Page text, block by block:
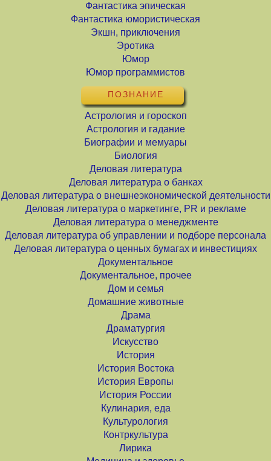
Фантастика эпическая
Фантастика юмористическая
Экшн, приключения
Эротика
Юмор
Юмор программистов
ПОЗНАНИЕ
Астрология и гороскоп
Астрология и гадание
Биографии и мемуары
Биология
Деловая литература
Деловая литература о банках
Деловая литература о внешнеэкономической деятельности
Деловая литература о маркетинге, PR и рекламе
Деловая литература о менеджменте
Деловая литература об управлении и подборе персонала
Деловая литература о ценных бумагах и инвестициях
Документальное
Документальное, прочее
Дом и семья
Домашние животные
Драма
Драматургия
Искусство
История
История Востока
История Европы
История России
Кулинария, еда
Культурология
Контркультура
Лирика